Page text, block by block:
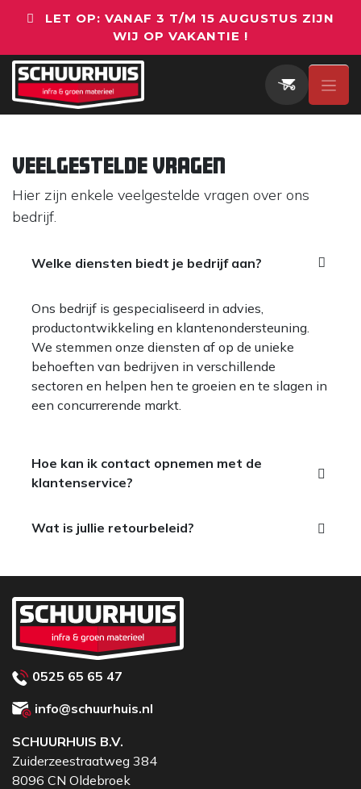
LET OP: VANAF 3 T/M 15 AUGUSTUS ZIJN
WIJ OP VAKANTIE !
Veelgestelde vragen
Hier zijn enkele veelgestelde vragen over ons
bedrijf.
Welke diensten biedt je bedrijf aan?
Ons bedrijf is gespecialiseerd in advies,
productontwikkeling en klantenondersteuning.
We stemmen onze diensten af op de unieke
behoeften van bedrijven in verschillende
sectoren en helpen hen te groeien en te slagen in
een concurrerende markt.
Hoe kan ik contact opnemen met de
klantenservice?
Wat is jullie retourbeleid?
0525 65 65 47
info@schuurhuis.nl
SCHUURHUIS B.V.
Zuiderzeestraatweg 384
8096 CN Oldebroek